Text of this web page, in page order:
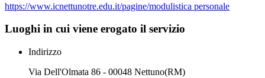
https://www.icnettunotre.edu.it/pagine/modulistica personale
Luoghi in cui viene erogato il servizio
Indirizzo
Via Dell'Olmata 86 - 00048 Nettuno(RM)